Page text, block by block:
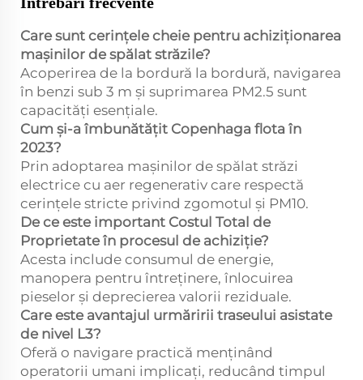
Care sunt cerințele cheie pentru achiziționarea
mașinilor de spălat străzile?
Acoperirea de la bordură la bordură, navigarea
în benzi sub 3 m și suprimarea PM2.5 sunt
capacități esențiale.
Cum și-a îmbunătățit Copenhaga flota în
2023?
Prin adoptarea mașinilor de spălat străzi
electrice cu aer regenerativ care respectă
cerințele stricte privind zgomotul și PM10.
De ce este important Costul Total de
Proprietate în procesul de achiziție?
Acesta include consumul de energie,
manopera pentru întreținere, înlocuirea
pieselor și deprecierea valorii reziduale.
Care este avantajul urmăririi traseului asistate
de nivel L3?
Oferă o navigare practică menținând
operatorii umani implicați, reducând timpul